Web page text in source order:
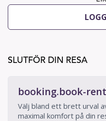
SLUTFÖR DIN RESA
booking.book-
Välj bland ett brett urval
maximal komfort på din